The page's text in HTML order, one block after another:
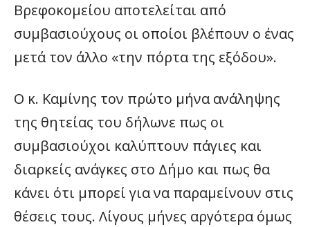
Βρεφοκομείου αποτελείται από
συμβασιούχους οι οποίοι βλέπουν ο ένας
μετά τον άλλο «την πόρτα της εξόδου».
Ο κ. Καμίνης τον πρώτο μήνα ανάληψης
της θητείας του δήλωνε πως οι
συμβασιούχοι καλύπτουν πάγιες και
διαρκείς ανάγκες στο Δήμο και πως θα
κάνει ότι μπορεί για να παραμείνουν στις
θέσεις τους. Λίγους μήνες αργότερα όμως